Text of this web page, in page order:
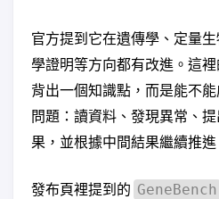
官方提到它在遺傳學、定量
學證明等方向都有改進。這
背出一個知識點，而是能不
問題：讀資料、發現異常、
果，並根據中間結果繼續推進
發布頁裡提到的 GeneBench